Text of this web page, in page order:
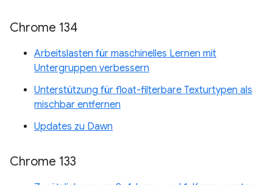
Chrome 134
Arbeitslasten für maschinelles Lernen mit
Untergruppen verbessern
Unterstützung für float-filterbare Texturtypen als
mischbar entfernen
Updates zu Dawn
Chrome 133